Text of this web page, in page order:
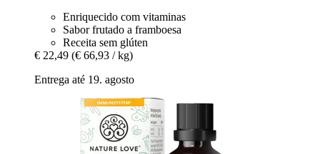
Enriquecido com vitaminas
Sabor frutado a framboesa
Receita sem glúten
€ 22,49 (€ 66,93 / kg)
Entrega até 19. agosto